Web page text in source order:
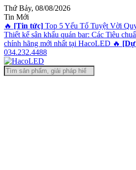
Thứ Bảy, 08/08/2026
Tin Mới
🔥 [Tin tức] Top 5 Yếu Tố Tuyệt Vời
Thiết kế sân khấu quán bar: Các Tiêu
chính hãng mới nhất tại HacoLED 🔥
034.232.4488